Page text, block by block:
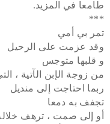
طامعا في المزيد.
***
تمر بي أمي
وقد عزمت على الرحيل
و قلبها متوجس
من زوجة الإبن الآتية ،
ربما احتاجت إلى منديل
تجفف به دمعا
أو إلى صمت ، ترهف